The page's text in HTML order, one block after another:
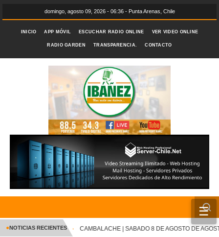
domingo, agosto 09, 2026 - 06:36 - Punta Arenas, Chile
INICIO APP MÓVIL ESCUCHAR RADIO ONLINE VER VIDEO ONLINE
RADIO GARDEN TRANSPARENCIA. CONTACTO
☰
INICIO
●NOTICIAS RECIENTES CAMBALACHE | SABADO 8 DE AGOSTO DE